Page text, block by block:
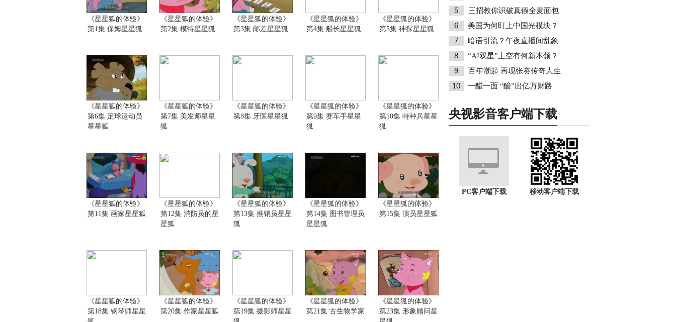
《星星狐的体验》
第1集 保姆星星狐
《星星狐的体验》
第2集 模特星星狐
《星星狐的体验》
第3集 邮差星星狐
《星星狐的体验》
第4集 船长星星狐
《星星狐的体验》
第5集 神探星星狐
《星星狐的体验》
第6集 足球运动员
星星狐
《星星狐的体验》
第7集 美发师星星
狐
《星星狐的体验》
第8集 牙医星星狐
《星星狐的体验》
第9集 赛车手星星
狐
《星星狐的体验》
第10集 特种兵星星
狐
《星星狐的体验》
第11集 画家星星狐
《星星狐的体验》
第12集 消防员的星
星狐
《星星狐的体验》
第13集 推销员星星
狐
《星星狐的体验》
第14集 图书管理员
星星狐
《星星狐的体验》
第15集 演员星星狐
《星星狐的体验》
第18集 钢琴师星星
《星星狐的体验》
第20集 作家星星狐
《星星狐的体验》
第19集 摄影师星星
《星星狐的体验》
第21集 古生物学家
《星星狐的体验》
第23集 形象顾问星
5 三招教你识破真假全麦面包
6 美国为何盯上中国光模块？
7 暗语引流？午夜直播间乱象
8 “AI双星”上空有何新本领？
9 百年潮起 再现张謇传奇人生
10 一醋一面 “酸”出亿万财路
央视影音客户端下载
PC客户端下载 移动客户端下载